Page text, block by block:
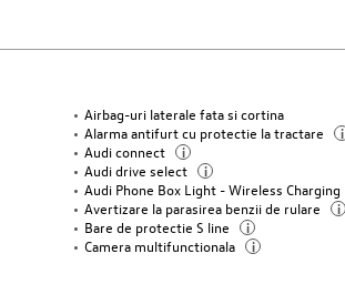
Airbag-uri laterale fata si cortina
Alarma antifurt cu protectie la tractare i
Audi connect i
Audi drive select i
Audi Phone Box Light - Wireless Charging
Avertizare la parasirea benzii de rulare i
Bare de protectie S line i
Camera multifunctionala i